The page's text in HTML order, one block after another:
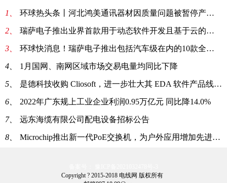
1、 环球热头条丨河北鸿美通讯器材因质量问题被暂停产品中标资格1年
2、 瑞萨电子推出业界首款用于动态软件开发且基于云的系统开发工具Quick-Connect Studio
3、 环球快消息！瑞萨电子推出包括汽车级在内的10款全新成功产品组合
4、 1月国网、南网区域市场交易电量均同比下降
5、 是德科技收购 Cliosoft，进一步壮大其 EDA 软件产品线-焦点热讯
6、 2022年广东规上工业企业利润0.95万亿元 同比降14.0%
7、 远东海缆有限公司配电设备招标公告
8、 Microchip推出新一代PoE交换机，为户外应用增加先进的网络和安全功能 微资讯
Copyright ? 2015-2018 电线网 版权所有